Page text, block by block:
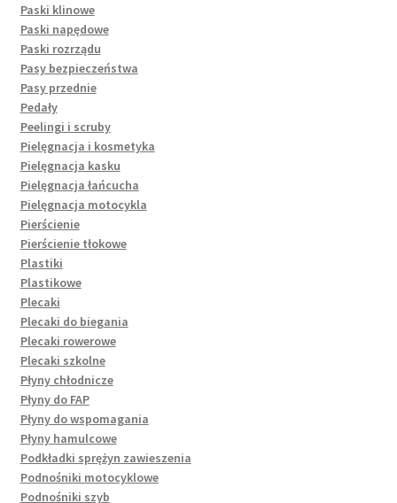
Paski klinowe
Paski napędowe
Paski rozrządu
Pasy bezpieczeństwa
Pasy przednie
Pedały
Peelingi i scruby
Pielęgnacja i kosmetyka
Pielęgnacja kasku
Pielęgnacja łańcucha
Pielęgnacja motocykla
Pierścienie
Pierścienie tłokowe
Plastiki
Plastikowe
Plecaki
Plecaki do biegania
Plecaki rowerowe
Plecaki szkolne
Płyny chłodnicze
Płyny do FAP
Płyny do wspomagania
Płyny hamulcowe
Podkładki sprężyn zawieszenia
Podnośniki motocyklowe
Podnośniki szyb